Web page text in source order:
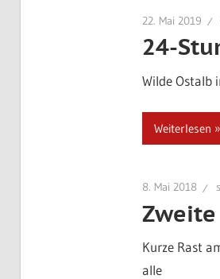
22. Mai 2019
24-
Wilde Ostalb
Weiterlesen
8. Mai 2018
Kurze Rast
alle